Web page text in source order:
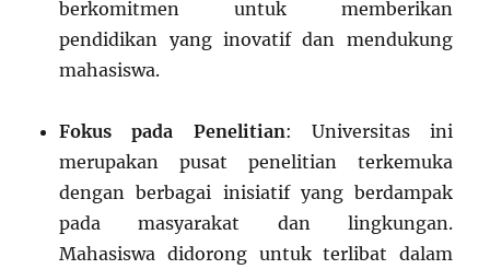
berkomitmen untuk memberikan
pendidikan yang inovatif dan mendukung
mahasiswa.
Fokus pada Penelitian: Universitas ini
merupakan pusat penelitian terkemuka
dengan berbagai inisiatif yang berdampak
pada masyarakat dan lingkungan.
Mahasiswa didorong untuk terlibat dalam